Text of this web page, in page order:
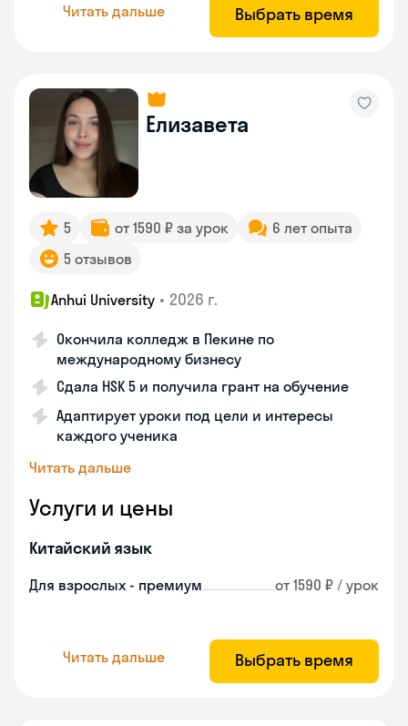
Читать дальше Выбрать время
Елизавета
5 от 1590 ₽ за урок
6 лет опыта
5 отзывов
Anhui University • 2026 г.
Окончила колледж в Пекине по
международному бизнесу
Сдала HSK 5 и получила грант на обучение
Адаптирует уроки под цели и интересы
каждого ученика
Читать дальше
Услуги и цены
Китайский язык
Для взрослых - премиум от 1590 ₽ / урок
Читать дальше Выбрать время